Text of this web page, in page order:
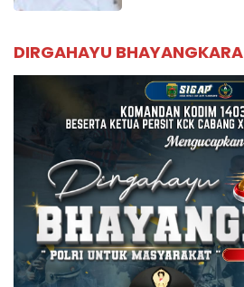
DIRGAHAYU BHAYANGKARA